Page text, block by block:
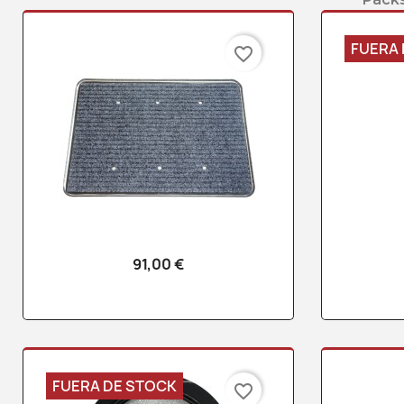
Vista rápida
91,00 €
favorite_border FUERA
FUERA DE STOCK favorite_border